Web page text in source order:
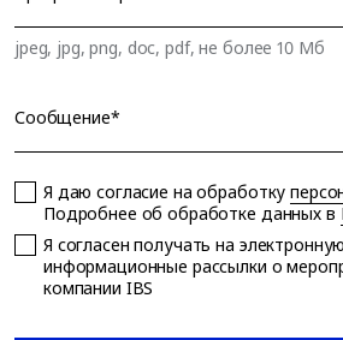
jpeg, jpg, png, doc, pdf, не более 10 Мб
Сообщение*
Я даю согласие на обработку
Подробнее об обработке данных в
Я согласен получать на
информационные рассылки о
компании IBS